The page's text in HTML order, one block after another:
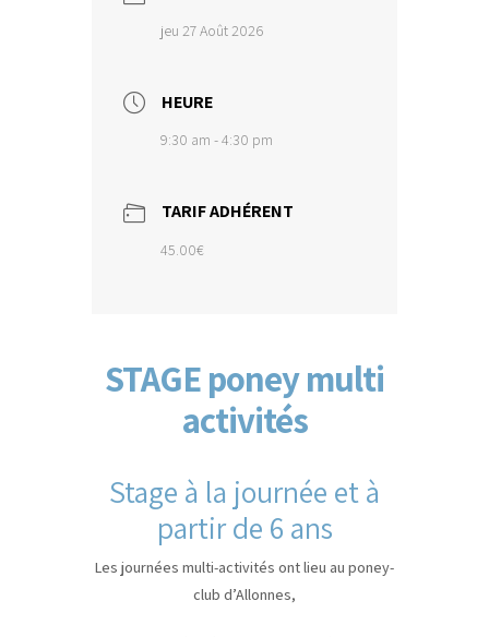
jeu 27 Août 2026
HEURE
9:30 am - 4:30 pm
TARIF ADHÉRENT
45.00€
STAGE poney multi
activités
Stage à la journée et à
partir de 6 ans
Les journées multi-activités ont lieu au poney-
club d’Allonnes,